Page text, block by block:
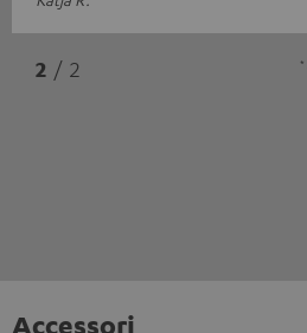
2 / 2 *
Accessori